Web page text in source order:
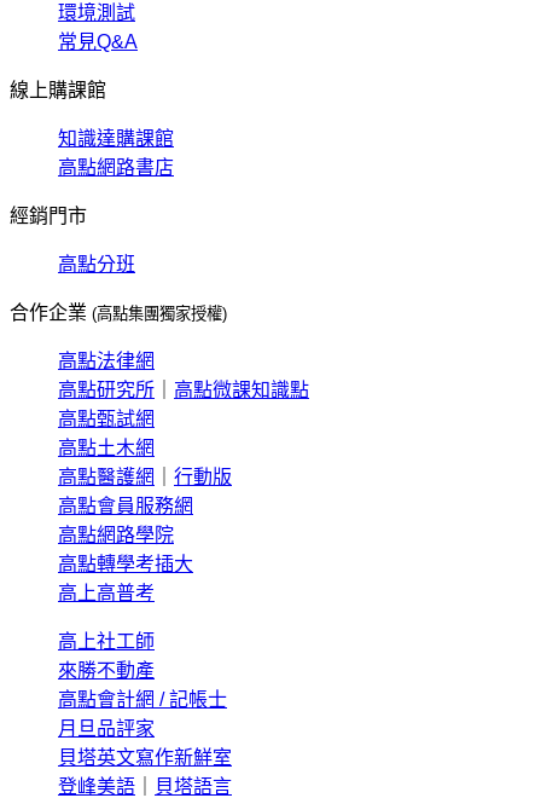
環境測試
常見Q&A
線上購課館
知識達購課館
高點網路書店
經銷門市
高點分班
合作企業 (高點集團獨家授權)
高點法律網
高點研究所
高點微課知識點
高點甄試網
高點土木網
高點醫護網
行動版
高點會員服務網
高點網路學院
高點轉學考插大
高上高普考
高上社工師
來勝不動產
高點會計網 / 記帳士
月旦品評家
貝塔英文寫作新鮮室
登峰美語
貝塔語言